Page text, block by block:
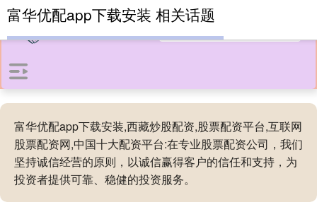
富华优配app下载安装,西藏炒股配资,股票配资平台,互联网
股票配资网,中国十大配资平台:在专业股票配资公司，我们
坚持诚信经营的原则，以诚信赢得客户的信任和支持，为
投资者提供可靠、稳健的投资服务。
富华优配app下载安装 相关话题